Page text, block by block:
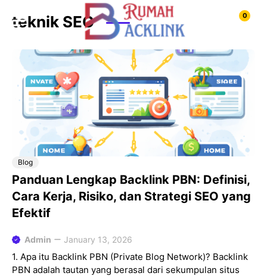
0
teknik SEO
Blog
Panduan Lengkap Backlink PBN: Definisi,
Cara Kerja, Risiko, dan Strategi SEO yang
Efektif
Admin January 13, 2026
1. Apa itu Backlink PBN (Private Blog Network)? Backlink
PBN adalah tautan yang berasal dari sekumpulan situs